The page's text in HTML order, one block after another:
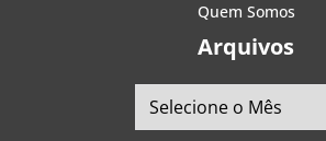
Quem Somos
Arquivos